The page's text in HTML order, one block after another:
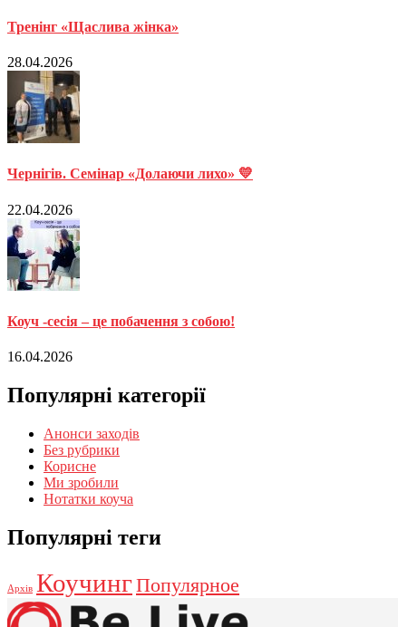
Тренінг «Щаслива жінка»
28.04.2026
Чернігів. Семінар «Долаючи лихо» 💛
22.04.2026
Коуч -сесія – це побачення з собою!
16.04.2026
Популярні категорії
Анонси заходів
Без рубрики
Корисне
Ми зробили
Нотатки коуча
Популярні теги
Архів КоучингПопулярное